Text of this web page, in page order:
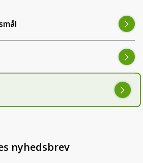
nyhedsbrev